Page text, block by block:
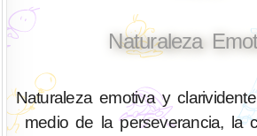
Naturaleza
Naturaleza emotiva y
medio de la perseverancia, la